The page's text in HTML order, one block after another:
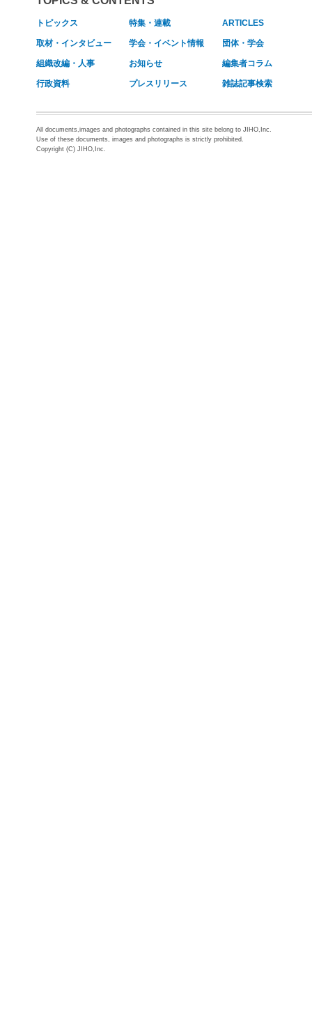
トピックス 特集・連載 ARTICLES
取材・インタビュー 学会・イベント情報 団体・学会
組織改編・人事 お知らせ 編集者コラム
行政資料 プレスリリース 雑誌記事検索
All documents,images and photographs contained in this site belong to JIHO,Inc.
Use of these documents, images and photographs is strictly prohibited.
Copyright (C) JIHO,Inc.